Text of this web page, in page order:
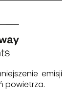
emisji
powietrza.